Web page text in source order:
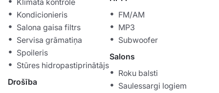
Klimata kontrole
Kondicionieris
Salona gaisa filtrs
Servisa grāmatiņa
Spoileris
Stūres hidropastiprinātājs
Drošība
FM/AM
MP3
Subwoofer
Salons
Roku balsti
Saulessargi logiem